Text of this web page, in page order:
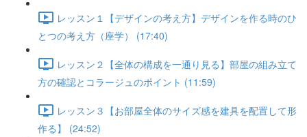
レッスン１【デザインの考え方】デザインを作る時のひ
とつの考え方（座学） (17:40)
レッスン２【全体の構成を一通り見る】部屋の組み立て
方の確認とコラージュのポイント (11:59)
レッスン３【お部屋全体のサイズ感を建具を配置して形
作る】 (24:52)